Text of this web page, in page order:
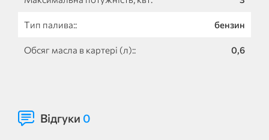
Тип палива:: бензин
Обсяг масла в картері (л):: 0,6
Відгуки 0